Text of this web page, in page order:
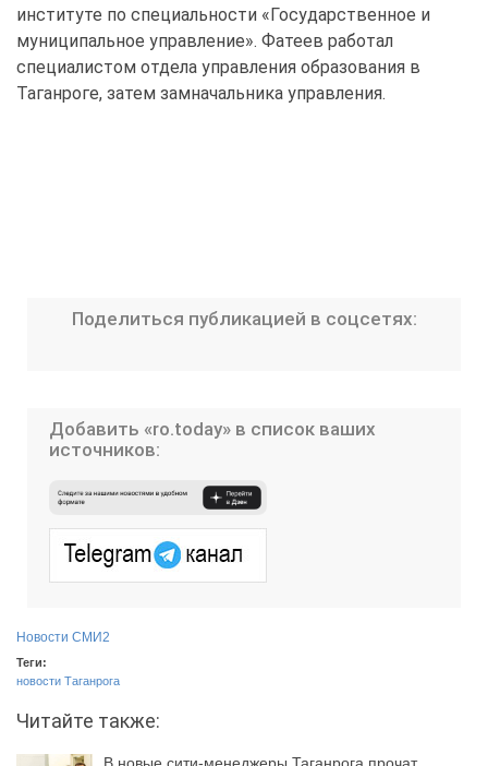
институте по специальности «Государственное и
муниципальное управление». Фатеев работал
специалистом отдела управления образования в
Таганроге, затем замначальника управления.
Поделиться публикацией в соцсетях:
Добавить «ro.today» в список ваших
источников:
Новости СМИ2
Теги:
новости Таганрога
Читайте также: